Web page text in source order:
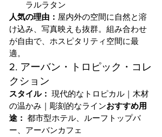
ラルラタン
人気の理由： 屋内外の空間に自然と溶
け込み、写真映えも抜群。組み合わせ
が自由で、ホスピタリティ空間に最
適。
2. アーバン・トロピック・コレ
クション
スタイル： 現代的なトロピカル｜木材
の温かみ｜彫刻的なラインおすすめ用
途： 都市型ホテル、ルーフトップバ
ー、アーバンカフェ